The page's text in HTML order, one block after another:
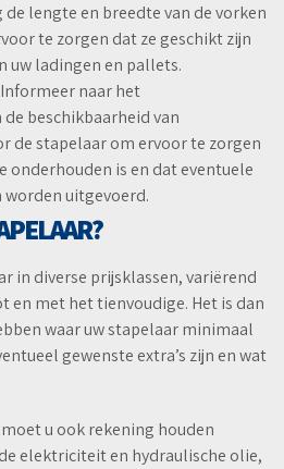
de lengte en breedte van de vorken
te zorgen dat ze geschikt zijn
uw ladingen en pallets.
naar het
beschikbaarheid van
de stapelaar om ervoor te zorgen
onderhouden is en dat eventuele
uitgevoerd.
in diverse prijsklassen, variërend
en met het tienvoudige. Het is dan
waar uw stapelaar minimaal
gewenste extra’s zijn en wat
u ook rekening houden
elektriciteit en hydraulische olie,